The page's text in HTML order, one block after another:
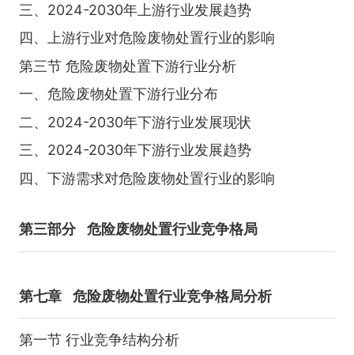
三、2024-2030年上游行业发展趋势
四、上游行业对危险废物处置行业的影响
第三节 危险废物处置下游行业分析
一、危险废物处置下游行业分布
二、2024-2030年下游行业发展现状
三、2024-2030年下游行业发展趋势
四、下游需求对危险废物处置行业的影响
第三部分 危险废物处置行业竞争格局
第七章 危险废物处置行业竞争格局分析
第一节 行业竞争结构分析